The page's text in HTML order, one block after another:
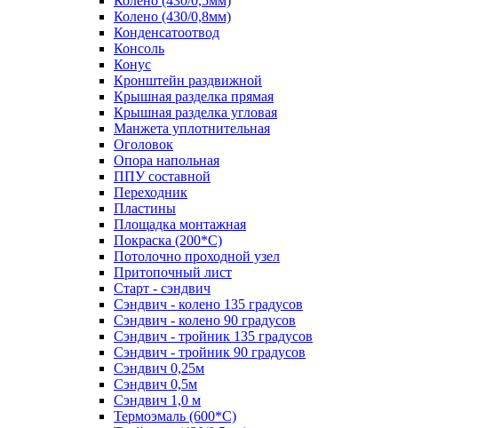
Колено (430/0,8мм)
Конденсатоотвод
Консоль
Конус
Кронштейн раздвижной
Крышная разделка прямая
Крышная разделка угловая
Манжета уплотнительная
Оголовок
Опора напольная
ППУ составной
Переходник
Пластины
Площадка монтажная
Покраска (200*С)
Потолочно проходной узел
Притопочный лист
Старт - сэндвич
Сэндвич - колено 135 градусов
Сэндвич - колено 90 градусов
Сэндвич - тройник 135 градусов
Сэндвич - тройник 90 градусов
Сэндвич 0,25м
Сэндвич 0,5м
Сэндвич 1,0 м
Термоэмаль (600*С)